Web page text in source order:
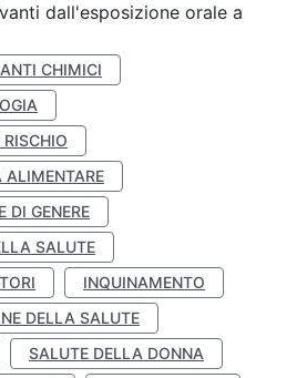
dall'esposizione orale a
CHIMICI
ALIMENTARE
DI GENERE
SALUTE
INQUINAMENTO
DELLA SALUTE
SALUTE DELLA DONNA